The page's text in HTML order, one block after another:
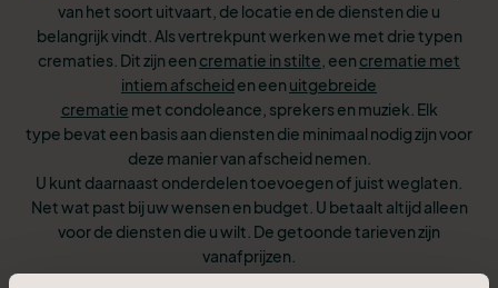
van het soort uitvaart, de locatie en de diensten die u
belangrijk vindt. Als vertrekpunt werken we met drie typen
crematies. Dit zijn een crematie in stilte , een crematie met
intiem afscheid en een uitgebreide
crematie met condoleance, sprekers en muziek. Elk
type bevat een basis aan diensten die minimaal nodig zijn voor
deze manier van afscheid nemen.
U kunt daarnaast onderdelen toevoegen of juist weglaten.
Net wat past bij uw wensen en budget. U betaalt altijd alleen
voor de diensten die u wilt. De getoonde tarieven zijn
vanafprijzen.